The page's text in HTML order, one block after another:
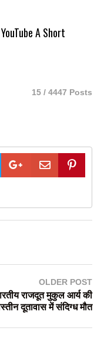
A Short
15 / 4447 Posts
OLDER POST
राजदूत मुकुल आर्य की
दूतावास में संदिग्ध मौत